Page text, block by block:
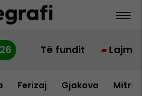
Të fundit Lajme
Ferizaj Gjakova